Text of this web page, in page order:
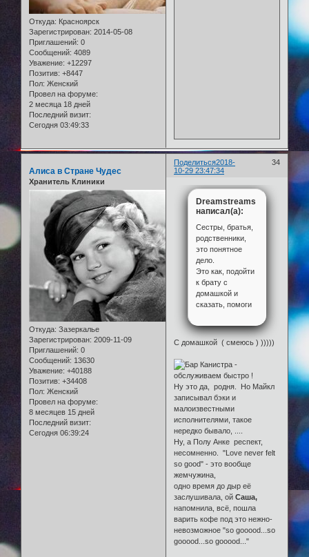
Откуда: Красноярск
Зарегистрирован: 2014-05-08
Приглашений: 0
Сообщений: 4089
Уважение: +12297
Позитив: +8447
Пол: Женский
Провел на форуме:
2 месяца 18 дней
Последний визит:
Сегодня 03:49:33
Поделиться 34
2018-
10-29 23:47:34
Алиса в Стране Чудес
Хранитель Клиники
Откуда: Зазеркалье
Зарегистрирован: 2009-11-09
Приглашений: 0
Сообщений: 13630
Уважение: +40188
Позитив: +34408
Пол: Женский
Провел на форуме:
8 месяцев 15 дней
Последний визит:
Сегодня 06:39:24
Dreamstreams
написал(а):
Сестры, братья,
родственники,
это понятное
дело.
Это как, подойти
к брату с
домашкой и
сказать, помоги
С домашкой ( смеюсь ) )))))
Ну это да, родня. Но Майкл
записывал бэки и
малоизвестными
исполнителями, такое
нередко бывало, ....
Ну, а Полу Анке респект,
несомненно. "Love never felt
so good" - это вообще
жемчужина,
одно время до дыр её
заслушивала, ойСаша,
напомнила, всё, пошла
варить кофе под это нежно-
невозможное "so goооod...so
goооod...so goооod..."